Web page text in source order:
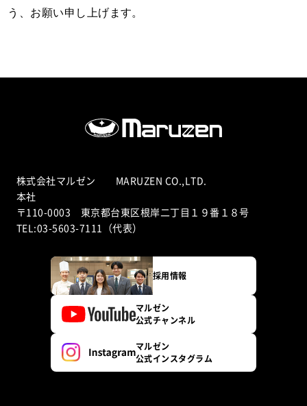
う、お願い申し上げます。
株式会社マルゼン MARUZEN CO.,LTD.
本社
〒110-0003 東京都台東区根岸二丁目１９番１８号
TEL:03-5603-7111（代表）
採用情報
マルゼン
公式チャンネル
マルゼン
公式インスタグラム